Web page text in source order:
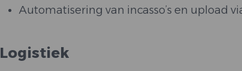
Automatisering van incasso’s en upload
Logistiek